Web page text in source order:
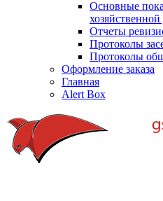
Основные
хозяйственной
Отчеты
Протоколы
Протоколы
Оформление заказа
Главная
Alert Box